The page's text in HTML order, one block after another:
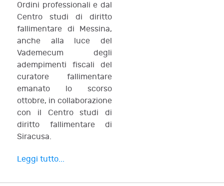
Ordini professionali e dal
Centro studi di diritto
fallimentare di Messina,
anche alla luce del
Vademecum degli
adempimenti fiscali del
curatore fallimentare
emanato lo scorso
ottobre, in collaborazione
con il Centro studi di
diritto fallimentare di
Siracusa.
Leggi tutto...